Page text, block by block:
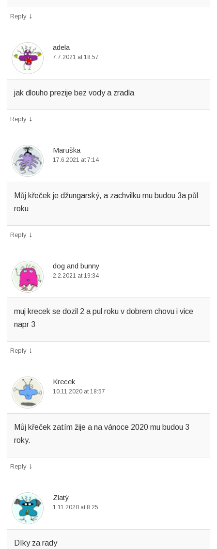
Reply ↓
adela
7.7.2021 at 18:57
jak dlouho prezije bez vody a zradla
Reply ↓
Maruška
17.6.2021 at 7:14
Můj křeček je džungarský, a zachvilku mu budou 3a půl
roku
Reply ↓
dog and bunny
2.2.2021 at 19:34
muj krecek se dozil 2 a pul roku v dobrem chovu i vice
napr 3
Reply ↓
Krecek
10.11.2020 at 18:57
Můj křeček zatím žije a na vánoce 2020 mu budou 3
roky.
Reply ↓
Zlatý
1.11.2020 at 8:25
Díky za rady